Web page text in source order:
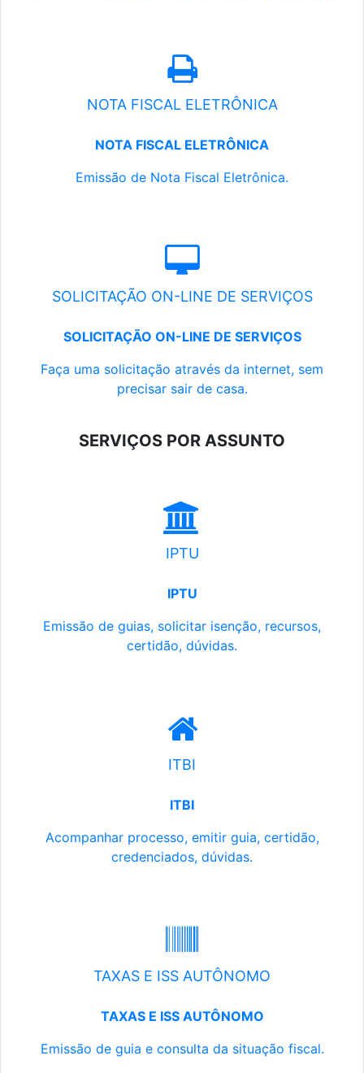
NOTA FISCAL ELETRÔNICA
NOTA FISCAL ELETRÔNICA
Emissão de Nota Fiscal Eletrônica.
SOLICITAÇÃO ON-LINE DE SERVIÇOS
SOLICITAÇÃO ON-LINE DE SERVIÇOS
Faça uma solicitação através da internet, sem
precisar sair de casa.
SERVIÇOS POR ASSUNTO
IPTU
IPTU
Emissão de guias, solicitar isenção, recursos,
certidão, dúvidas.
ITBI
ITBI
Acompanhar processo, emitir guia, certidão,
credenciados, dúvidas.
TAXAS E ISS AUTÔNOMO
TAXAS E ISS AUTÔNOMO
Emissão de guia e consulta da situação fiscal.